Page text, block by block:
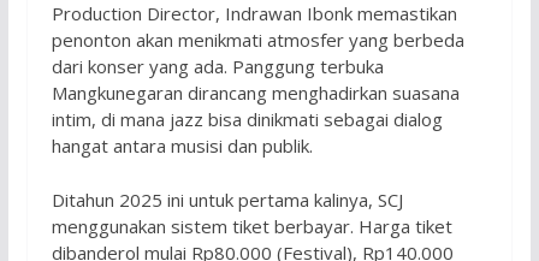
Production Director, Indrawan Ibonk memastikan
penonton akan menikmati atmosfer yang berbeda
dari konser yang ada. Panggung terbuka
Mangkunegaran dirancang menghadirkan suasana
intim, di mana jazz bisa dinikmati sebagai dialog
hangat antara musisi dan publik.
Ditahun 2025 ini untuk pertama kalinya, SCJ
menggunakan sistem tiket berbayar. Harga tiket
dibanderol mulai Rp80.000 (Festival), Rp140.000